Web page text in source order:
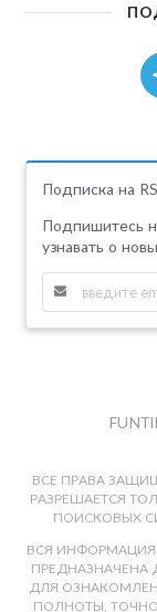
Подписка на
Подпишитесь
узнавать о
ВСЕ ПРАВА
РАЗРЕШАЕТСЯ
ПОИСКОВЫХ
ВСЯ
ПРЕДНАЗНАЧЕНА
ДЛЯ
ПОЛНОТЫ,